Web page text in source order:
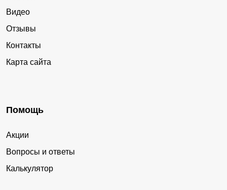
Видео
Отзывы
Контакты
Карта сайта
Помощь
Акции
Вопросы и ответы
Калькулятор